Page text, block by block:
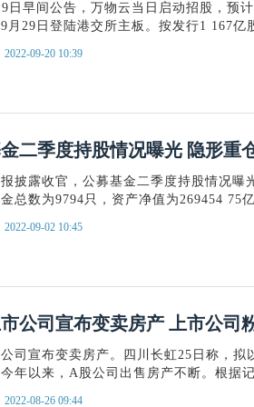
日早间公告，万物云当日启动招股，预
月29日登陆港交所主板。按发行1 167亿
2022-09-20 10:39
二季度持股情况曝光 隐形重
披露收官，公募基金二季度持股情况曝
总数为9794只，资产净值为269454 75
2022-09-02 10:45
公司宣布变卖房产 上市公司
司宣布变卖房产。四川长虹25日称，拟
年以来，A股公司出售房产不断。根据
2022-08-26 09:44